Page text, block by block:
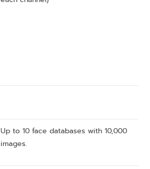
Up to 10 face databases with 10,000
images.